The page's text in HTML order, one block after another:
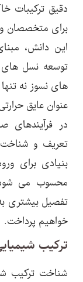
دقیق ترکیبات
برای متخصصان
این دانش،
توسعه نسل های
های نسوز نه
عنوان عایق
در فرآیندهای
تعریف و
بنیادی برای
محسوب می
تفصیل بیشتری
خواهیم پرداخت.
ترکیب
شناخت ترکیب